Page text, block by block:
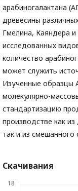
арабиногалактана
древесины
Гмелина, Каяндера и
исследованных
количество
может служить
Изученные образцы
молекулярно-
стандартизацию
производстве как
так и из смешанного
Скачивания